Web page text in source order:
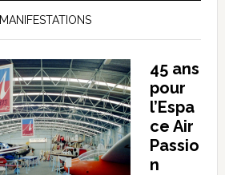
MANIFESTATIONS
45 ans
pour
l’Espa
ce Air
Passio
n